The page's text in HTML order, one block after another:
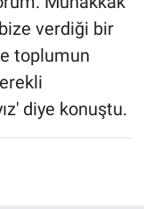
verdiği bir
toplumun
diye konuştu.